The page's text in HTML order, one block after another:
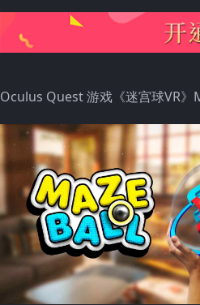
Oculus Quest 游戏《迷宫球VR》